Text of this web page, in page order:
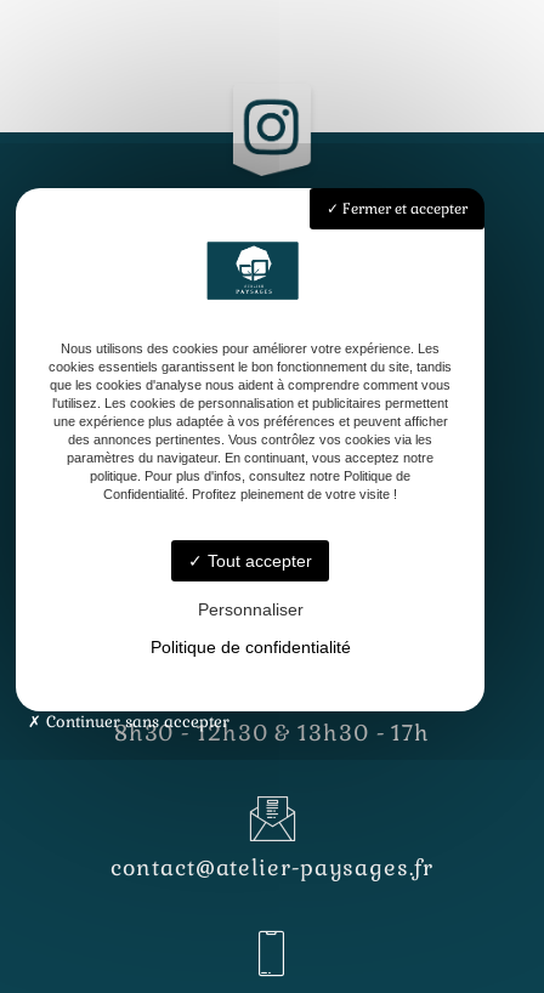
Accueil
Qui sommes-nous ?
Conception
Entretien de jardin
Contact
33127 Saint-Jean-d'Illac
8h30 - 12h30 & 13h30 - 17h
contact@atelier-paysages.fr
Fermer et accepter
Nous utilisons des cookies pour améliorer votre expérience. Les
cookies essentiels garantissent le bon fonctionnement du site, tandis
que les cookies d'analyse nous aident à comprendre comment vous
l'utilisez. Les cookies de personnalisation et publicitaires permettent
une expérience plus adaptée à vos préférences et peuvent afficher
des annonces pertinentes. Vous contrôlez vos cookies via les
paramètres du navigateur. En continuant, vous acceptez notre
politique. Pour plus d'infos, consultez notre Politique de
Confidentialité. Profitez pleinement de votre visite !
Tout accepter
Personnaliser
Politique de confidentialité
Continuer sans accepter